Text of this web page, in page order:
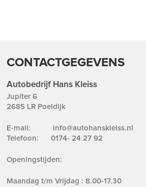
CONTACTGEGEVENS
Autobedrijf Hans Kleiss
Jupiter 6
2685 LR Poeldijk
E-mail:
info@autohanskleiss.nl
Telefoon: 0174- 24 27 92
Openingstijden:
Maandag t/m Vrijdag : 8.00-17.30